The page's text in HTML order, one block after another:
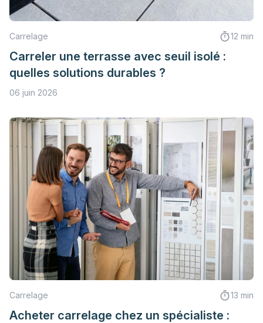
Carrelage 12 min
Carreler une terrasse avec seuil isolé :
quelles solutions durables ?
06 juin 2026
Carrelage 13 min
Acheter carrelage chez un spécialiste :